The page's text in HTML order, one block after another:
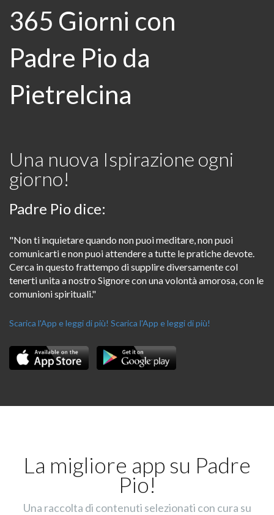
365 Giorni con
Padre Pio da
Pietrelcina
Una nuova Ispirazione ogni
giorno!
Padre Pio dice:
"Non ti inquietare quando non puoi meditare, non puoi
comunicarti e non puoi attendere a tutte le pratiche devote.
Cerca in questo frattempo di supplire diversamente col
tenerti unita a nostro Signore con una volontà amorosa, con le
comunioni spirituali."
Scarica l'App e leggi di più! Scarica l'App e leggi di più!
La migliore app su Padre
Pio!
Una raccolta di contenuti selezionati con cura su